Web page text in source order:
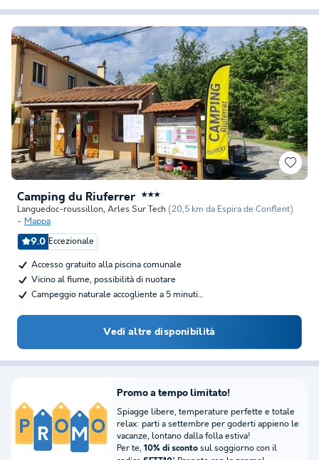
Camping du Riuferrer ★★★
Languedoc-roussillon, Arles Sur Tech (20,5 km da Espira de Conflent)
Mappa
9.0 Eccezionale
Accesso gratuito alla piscina comunale
Vicino al fiume, possibilità di nuotare
Campeggio naturale accogliente a 5 minuti…
Vedi altre disponibilità
Promo a tempo limitato!
Spiagge libere, temperature perfette e totale
relax: parti a settembre per goderti appieno le
vacanze, lontano dalla folla estiva!
Per te, 10% di sconto sul soggiorno con il